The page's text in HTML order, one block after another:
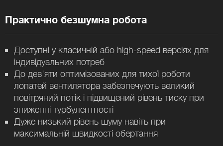
Практично безшумна робота
Доступні у класичній або high-speed версіях для
індивідуальних потреб
До дев'яти оптимізованих для тихої роботи
лопатей вентилятора забезпечують великий
повітряний потік і підвищений рівень тиску при
зниженні турбулентності
Дуже низький рівень шуму навіть при
максимальній швидкості обертання